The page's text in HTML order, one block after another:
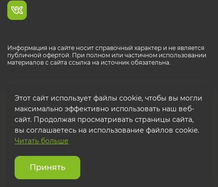
Информация на сайте носит справочный характер и не является
публичной офертой. При полном или частичном использовании
материалов с сайта ссылка на источник обязательна.
© 2026 ООО "ФТК РОСТР"
Защита персональных данных
Использование cookies
Этот сайт использует файлы cookie, чтобы вы могли
максимально эффективно использовать наш веб-
сайт. Продолжая просматривать страницы сайта,
вы соглашаетесь на использование файлов cookie.
Читать больше
Принять